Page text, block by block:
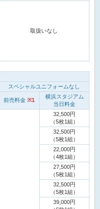
取扱いなし
スペシャルユニフォームなし
前売料金 ※1
横浜スタジアム
当日料金
32,500円
（5枚1組）
32,500円
（5枚1組）
22,000円
（4枚1組）
27,500円
（5枚1組）
32,500円
（5枚1組）
39,000円